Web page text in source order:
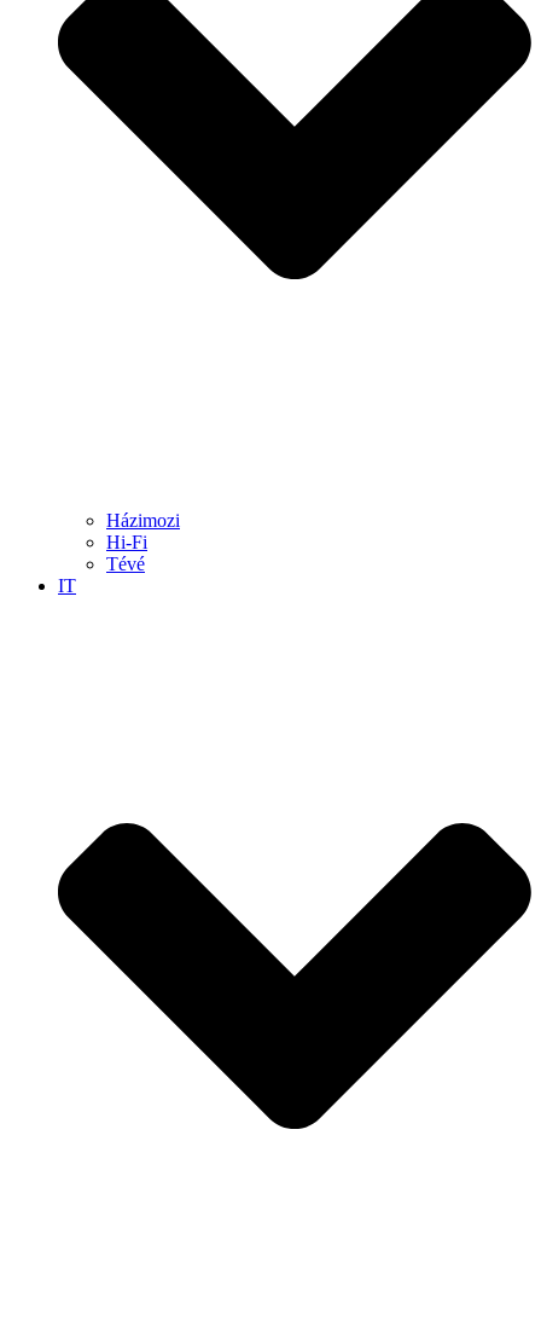
Házimozi
Hi-Fi
Tévé
IT